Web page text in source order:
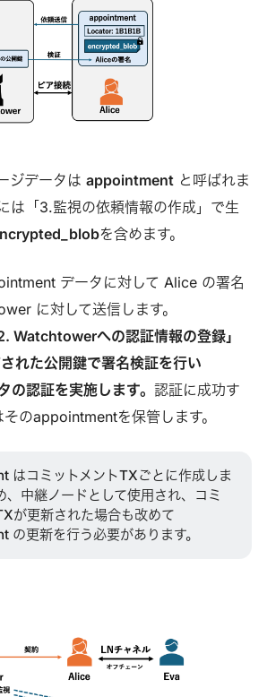
ジデータは appointmentと呼ばれま
は「3.監視の依頼情報の作成」で生
を含めます。
データに対して Alice の署名
に対して送信します。
Watchtowerへの認証情報の登録」
れた公開鍵で署名検証を行い
認証を実施します。 認証に成功す
のappointmentを保管します。
はコミットメントTXごとに作成しま
、中継ノードとして使用され、コミ
が更新された場合も改めて
の更新を行う必要があります。